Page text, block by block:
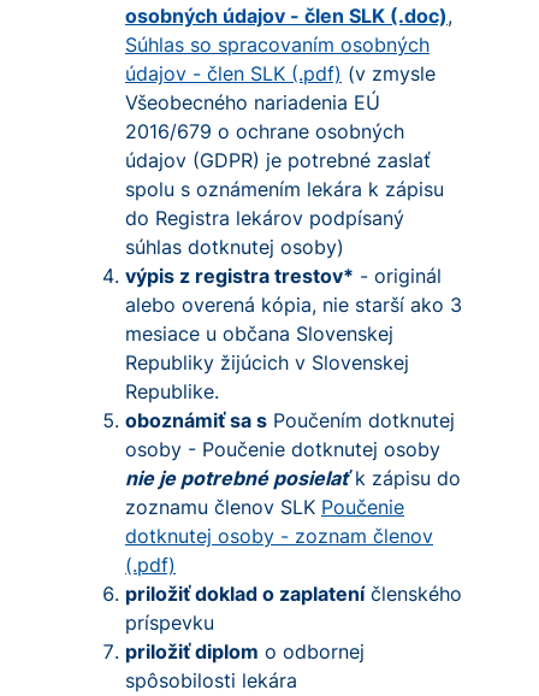
osobných údajov - člen SLK (.doc),
Súhlas so spracovaním osobných
údajov - člen SLK (.pdf) (v zmysle
Všeobecného nariadenia EÚ
2016/679 o ochrane osobných
údajov (GDPR) je potrebné zaslať
spolu s oznámením lekára k zápisu
do Registra lekárov podpísaný
súhlas dotknutej osoby)
výpis z registra trestov* - originál
alebo overená kópia, nie starší ako 3
mesiace u občana Slovenskej
Republiky žijúcich v Slovenskej
Republike.
oboznámiť sa s Poučením dotknutej
osoby - Poučenie dotknutej osoby
nie je potrebné posielaťk zápisu do
zoznamu členov SLK Poučenie
dotknutej osoby - zoznam členov
(.pdf)
priložiť doklad o zaplateníčlenského
príspevku
priložiť diplom o odbornej
spôsobilosti lekára